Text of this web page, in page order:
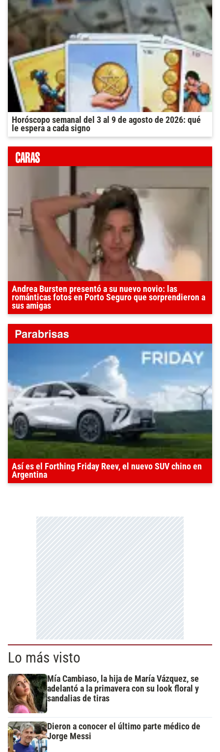
Horóscopo semanal del 3 al 9 de agosto de 2026: qué
le espera a cada signo
Andrea Bursten presentó a su nuevo novio: las
románticas fotos en Porto Seguro que sorprendieron a
sus amigas
Así es el Forthing Friday Reev, el nuevo SUV chino en
Argentina
Lo más visto
Mía Cambiaso, la hija de María Vázquez, se
adelantó a la primavera con su look floral y
sandalias de tiras
Dieron a conocer el último parte médico de
Jorge Messi